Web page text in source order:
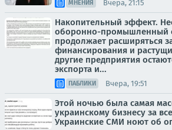
МНЕНИЯ Вчера, 21:15
Накопительный эффект.
оборонно-промышленный
продолжает расширяться
финансирования и
другие предприятия
экспорта и...
ПАБЛИКИ Вчера, 19:51
Этой ночью была самая
украинскому бизнесу за
Украинские СМИ ноют об